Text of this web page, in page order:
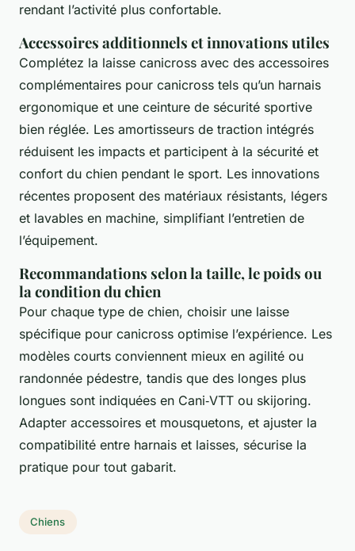
rendant l’activité plus confortable.
Accessoires additionnels et innovations utiles
Complétez la laisse canicross avec des accessoires
complémentaires pour canicross tels qu’un harnais
ergonomique et une ceinture de sécurité sportive
bien réglée. Les amortisseurs de traction intégrés
réduisent les impacts et participent à la sécurité et
confort du chien pendant le sport. Les innovations
récentes proposent des matériaux résistants, légers
et lavables en machine, simplifiant l’entretien de
l’équipement.
Recommandations selon la taille, le poids ou
la condition du chien
Pour chaque type de chien, choisir une laisse
spécifique pour canicross optimise l’expérience. Les
modèles courts conviennent mieux en agilité ou
randonnée pédestre, tandis que des longes plus
longues sont indiquées en Cani‑VTT ou skijoring.
Adapter accessoires et mousquetons, et ajuster la
compatibilité entre harnais et laisses, sécurise la
pratique pour tout gabarit.
Chiens